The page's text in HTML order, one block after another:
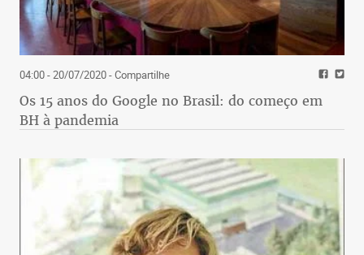
04:00 - 20/07/2020- Compartilhe
Os 15 anos do Google no Brasil: do começo em
BH à pandemia